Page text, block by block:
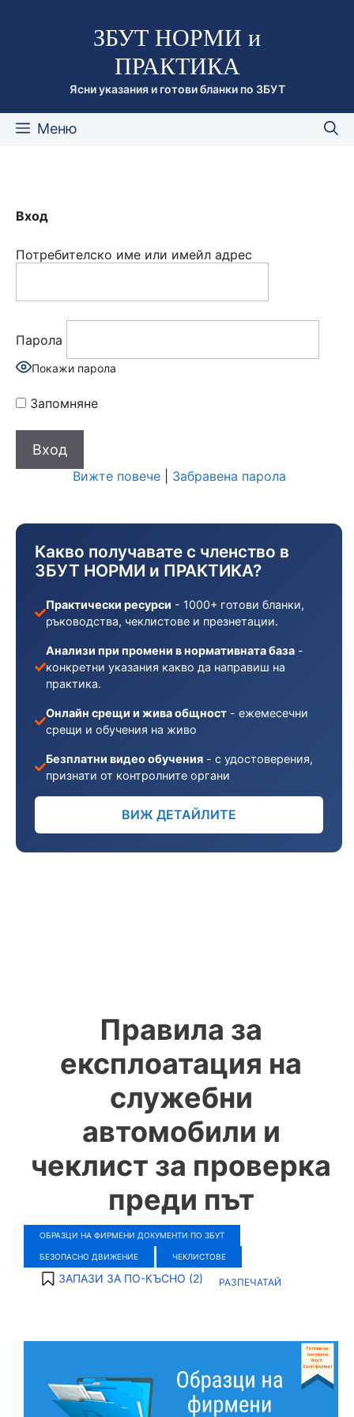
съдържаниетоЗБУТ НОРМИ и
ПРАКТИКА
Ясни указания и готови бланки по ЗБУТ
Меню
Правила за
експлоатация на
служебни
автомобили и
чеклист за проверка
преди път
ОБРАЗЦИ НА ФИРМЕНИ ДОКУМЕНТИ ПО ЗБУТ
БЕЗОПАСНО ДВИЖЕНИЕ ЧЕКЛИСТОВЕ
ЗАПАЗИ ЗА ПО-КЪСНО (2) РАЗПЕЧАТАЙ
Вход
Потребителско име или имейл адрес
Парола
Покажи парола
Запомняне
Вижте повече| Забравена парола
Какво получавате с членство в
ЗБУТ НОРМИ и ПРАКТИКА?
Практически ресурси - 1000+ готови бланки,
ръководства, чеклистове и презнетации.
Анализи при промени в нормативната база -
конкретни указания какво да направиш на
практика.
Онлайн срещи и жива общност - ежемесечни
срещи и обучения на живо
Безплатни видео обучения - с удостоверения,
признати от контролните органи
ВИЖ ДЕТАЙЛИТЕ